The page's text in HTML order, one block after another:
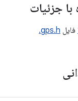
جزئیات
فایل gps.h.